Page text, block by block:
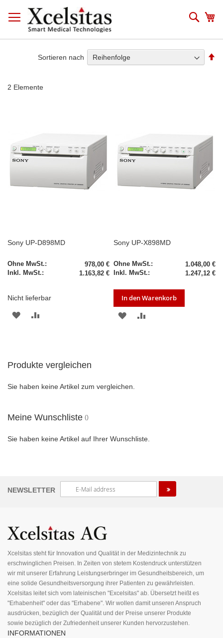
Inhalt
springen
2 Elemente
Sortieren nach
Sony UP-D898MD
978,00 €
1.163,82 €
Nicht lieferbar
ZUR
Sony UP-X898MD
1.048,00 €
1.247,12 €
In den Warenkorb
ZUR
Produkte vergleichen
Sie haben keine Artikel zum vergleichen.
Meine Wunschliste
Sie haben keine Artikel auf Ihrer Wunschliste.
NEWSLETTER
Melden
Sie
Newsletter
Xcelsitas steht für Innovation und Qualität in der Medizintechnik zu
erschwinglichen Preisen. In Zeiten von stetem Kostendruck unterstützen
wir mit unserer Erfahrung Leistungserbringer im Gesundheitsbereich, um
eine solide Gesundheitsversorgung ihrer Patienten zu gewährleisten.
Xcelsitas leitet sich vom lateinischen "Excelsitas" ab. Übersetzt heißt es
"Erhabenheit" oder das "Erhabene". Wir wollen damit unseren Anspruch
ausdrücken, bezüglich der Qualität und der Preise unserer Produkte
sowie bezüglich der Zufriedenheit unserer Kunden hervorzustehen.
INFORMATIONEN